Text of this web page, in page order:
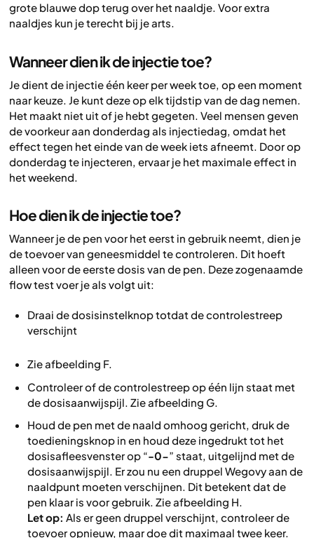
grote blauwe dop terug over het naaldje. Voor extra
naaldjes kun je terecht bij je arts.
Wanneer dien ik de injectie toe?
Je dient de injectie één keer per week toe, op een moment
naar keuze. Je kunt deze op elk tijdstip van de dag nemen.
Het maakt niet uit of je hebt gegeten. Veel mensen geven
de voorkeur aan donderdag als injectiedag, omdat het
effect tegen het einde van de week iets afneemt. Door op
donderdag te injecteren, ervaar je het maximale effect in
het weekend.
Hoe dien ik de injectie toe?
Wanneer je de pen voor het eerst in gebruik neemt, dien je
de toevoer van geneesmiddel te controleren. Dit hoeft
alleen voor de eerste dosis van de pen. Deze zogenaamde
flow test voer je als volgt uit:
Draai de dosisinstelknop totdat de controlestreep
verschijnt
Zie afbeelding F.
Controleer of de controlestreep op één lijn staat met
de dosisaanwijspijl. Zie afbeelding G.
Houd de pen met de naald omhoog gericht, druk de
toedieningsknop in en houd deze ingedrukt tot het
dosisafleesvenster op “-0-” staat, uitgelijnd met de
dosisaanwijspijl. Er zou nu een druppel Wegovy aan de
naaldpunt moeten verschijnen. Dit betekent dat de
pen klaar is voor gebruik. Zie afbeelding H.
Let op: Als er geen druppel verschijnt, controleer de
toevoer opnieuw, maar doe dit maximaal twee keer.